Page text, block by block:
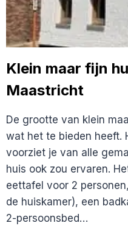
Klein maar fijn
Maastricht
De grootte van klein
wat het te bieden heeft.
voorziet je van alle
huis ook zou ervaren.
eettafel voor 2
de huiskamer), een
2-persoonsbed…